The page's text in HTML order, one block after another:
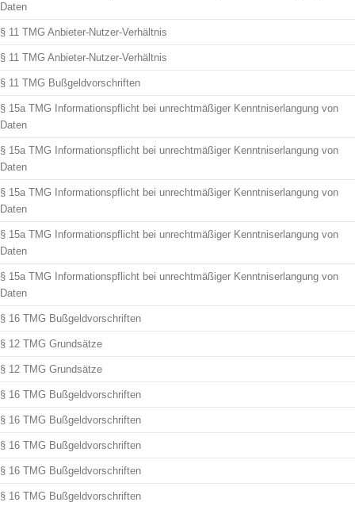
Daten
§ 11 TMG Anbieter-Nutzer-Verhältnis
§ 11 TMG Anbieter-Nutzer-Verhältnis
§ 11 TMG Bußgeldvorschriften
§ 15a TMG Informationspflicht bei unrechtmäßiger Kenntniserlangung von
Daten
§ 15a TMG Informationspflicht bei unrechtmäßiger Kenntniserlangung von
Daten
§ 15a TMG Informationspflicht bei unrechtmäßiger Kenntniserlangung von
Daten
§ 15a TMG Informationspflicht bei unrechtmäßiger Kenntniserlangung von
Daten
§ 15a TMG Informationspflicht bei unrechtmäßiger Kenntniserlangung von
Daten
§ 16 TMG Bußgeldvorschriften
§ 12 TMG Grundsätze
§ 12 TMG Grundsätze
§ 16 TMG Bußgeldvorschriften
§ 16 TMG Bußgeldvorschriften
§ 16 TMG Bußgeldvorschriften
§ 16 TMG Bußgeldvorschriften
§ 16 TMG Bußgeldvorschriften